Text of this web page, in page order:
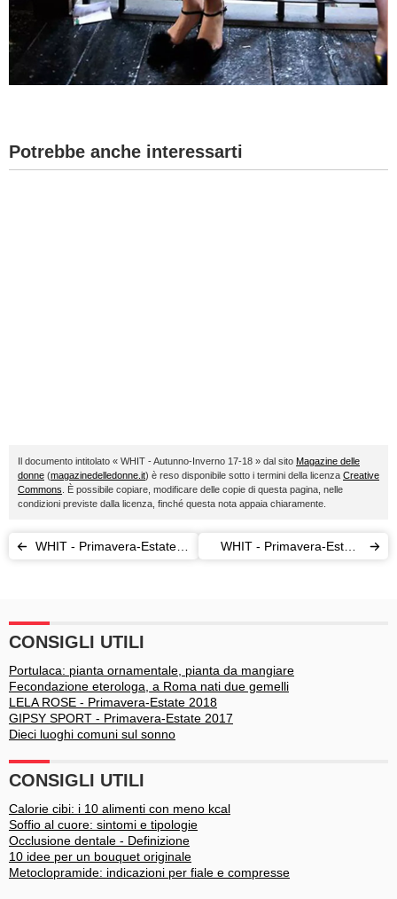
Potrebbe anche interessarti
Il documento intitolato « WHIT - Autunno-Inverno 17-18 » dal sito Magazine delle
donne (magazinedelledonne.it) è reso disponibile sotto i termini della licenza Creative
Commons . È possibile copiare, modificare delle copie di questa pagina, nelle
condizioni previste dalla licenza, finché questa nota appaia chiaramente.
WHIT - Primavera-Estate
WHIT - Primavera-Estate
CONSIGLI UTILI
Portulaca: pianta ornamentale, pianta da mangiare
Fecondazione eterologa, a Roma nati due gemelli
LELA ROSE - Primavera-Estate 2018
GIPSY SPORT - Primavera-Estate 2017
Dieci luoghi comuni sul sonno
CONSIGLI UTILI
Calorie cibi: i 10 alimenti con meno kcal
Soffio al cuore: sintomi e tipologie
Occlusione dentale - Definizione
10 idee per un bouquet originale
Metoclopramide: indicazioni per fiale e compresse